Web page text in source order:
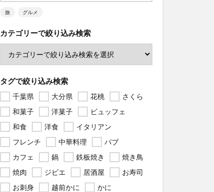
旅 グルメ
カテゴリーで絞り込み検索
タグで絞り込み検索
千葉県 大分県 花桃
さくら
和菓子
洋菓子
ビュッフェ
和食
洋食
イタリアン
フレンチ
中華料理
パブ
カフェ
鍋 鉄板焼き
焼き鳥
焼肉
ジビエ 居酒屋
お寿司
お刺身
越前かに
かに